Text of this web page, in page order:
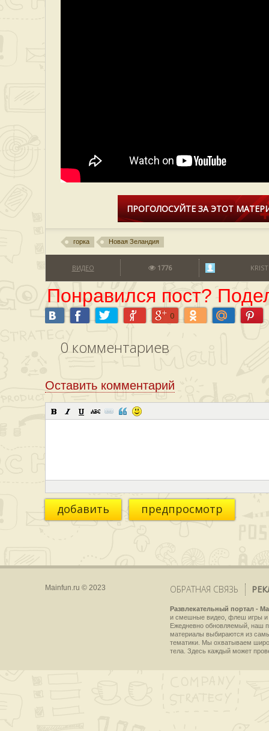
ПРОГОЛОСУЙТЕ ЗА ЭТОТ
горка Новая Зеландия
ВИДЕО 1776
Понравился пост?
0
0 комментариев
Оставить комментарий
добавить предпросмотр
Mainfun.ru © 2023 ОБРАТНАЯ СВЯЗЬ
Развлекательный портал -
и смешные видео, флеш игры и
Ежедневно обновляемый, наш
материалы выбираются из
тематики. Мы охватываем
тела. Здесь каждый может